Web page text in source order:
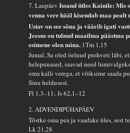
7. LaupäevIssand ütles Kainile: Mis
venna vere hääl kisendab maa pealt
Ustav on see sõna ja väärib igati
Jeesus on tulnud maailma päästma
esimene olen mina. 1Tm 1,15
Jumal, Sa oled öelnud prohveti läbi,
helepunased, saavad need
oma kalli verega, et võiksime saada
Sinu heldusest.
Fl 1,3–11; Js 62,1–12
2. ADVENDIPÜHAPÄEV
Tõstke oma pea ja vaadake üles, sest
Lk 21,28